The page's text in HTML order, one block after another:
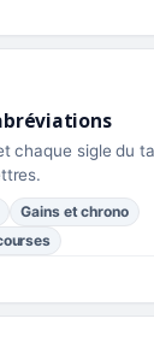
chaque sigle du
Gains et chrono